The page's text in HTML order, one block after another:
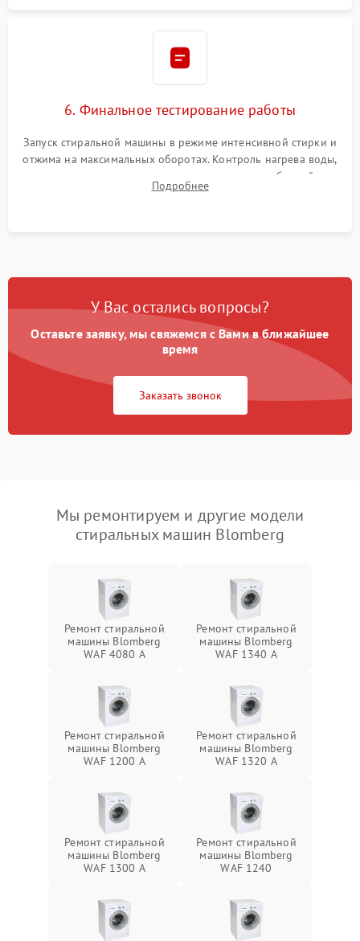
6. Финальное тестирование работы
Запуск стиральной машины в режиме интенсивной стирки и
отжима на максимальных оборотах. Контроль нагрева воды,
корректности слива, отсутствия излишних вибраций,
посторонних стуков и протечек под корпусом.
Подробнее
У Вас остались вопросы?
Оставьте заявку, мы свяжемся с Вами в ближайшее
время
Заказать звонок
Мы ремонтируем и другие модели
стиральных машин Blomberg
Ремонт стиральной
машины Blomberg
WAF 4080 A
Ремонт стиральной
машины Blomberg
WAF 1340 A
Ремонт стиральной
машины Blomberg
WAF 1200 A
Ремонт стиральной
машины Blomberg
WAF 1320 A
Ремонт стиральной
машины Blomberg
WAF 1300 A
Ремонт стиральной
машины Blomberg
WAF 1240